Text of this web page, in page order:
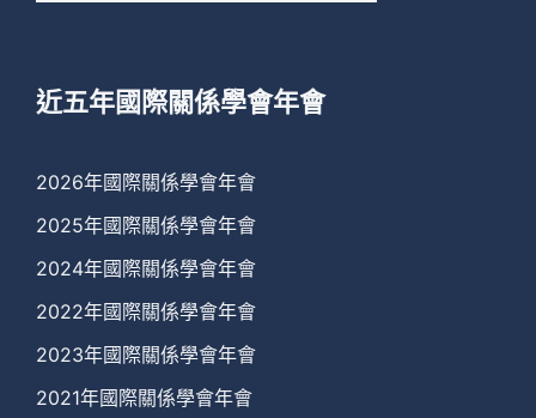
字:
近五年國際關係學會年會
2026年國際關係學會年會
2025年國際關係學會年會
2024年國際關係學會年會
2022年國際關係學會年會
2023年國際關係學會年會
2021年國際關係學會年會